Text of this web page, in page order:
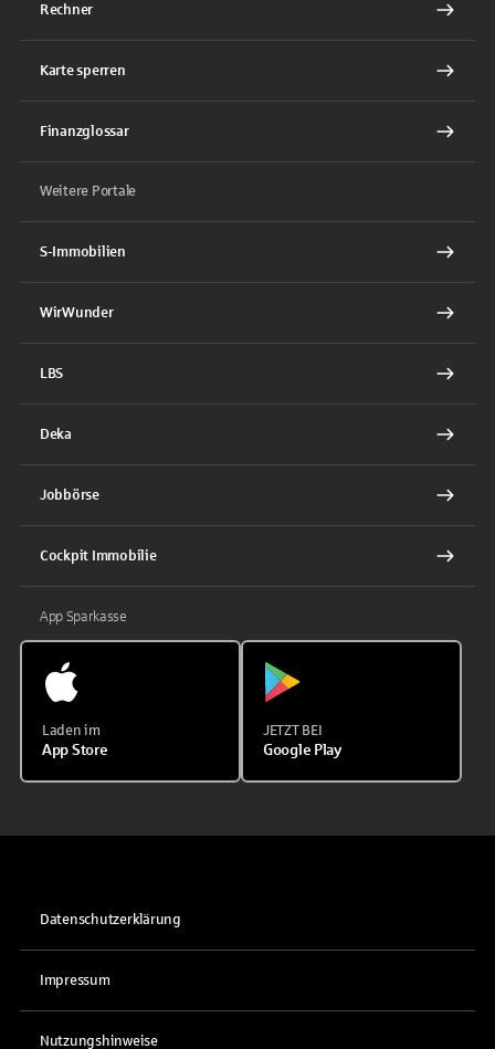
Rechner
Karte sperren
Finanzglossar
Weitere Portale
S-Immobilien
WirWunder
LBS
Deka
Jobbörse
Cockpit Immobilie
App Sparkasse
Laden im
App Store
JETZT BEI
Google Play
Datenschutzerklärung
Impressum
Nutzungshinweise